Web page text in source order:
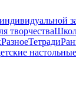
творчества
РазноеТетради